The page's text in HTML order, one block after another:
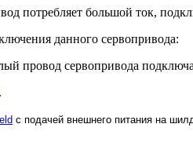
потребляет большой ток,
данного сервопривода:
провод сервопривода
.
с подачей внешнего питания на